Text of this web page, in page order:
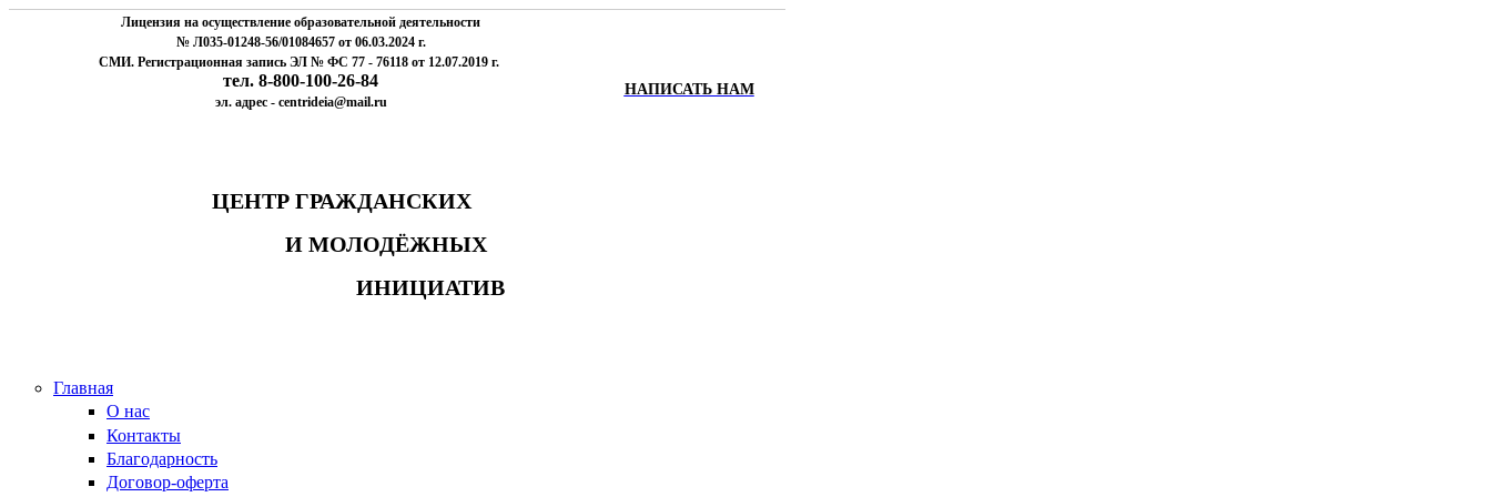
Лицензия на осуществление образовательной деятельности
№ Л035-01248-56/01084657 от 06.03.2024 г.
СМИ. Регистрационная запись ЭЛ № ФС 77 - 76118 от 12.07.2019 г.
тел. 8-800-100-26-84
эл. адрес - centrideia@mail.ru
НАПИСАТЬ НАМ
ЦЕНТР ГРАЖДАНСКИХ
И МОЛОДЁЖНЫХ
ИНИЦИАТИВ
Главная
О нас
Контакты
Благодарность
Договор-оферта